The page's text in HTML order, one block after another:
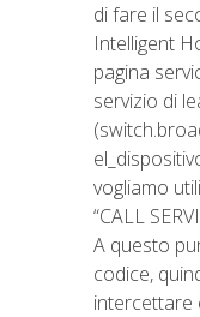
di fare il
Intelligent
pagina
servizio di
vogliamo
“CALL
A questo
codice,
intercettare